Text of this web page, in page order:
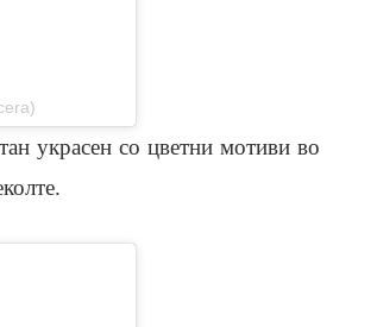
украсен со цветни мотиви во